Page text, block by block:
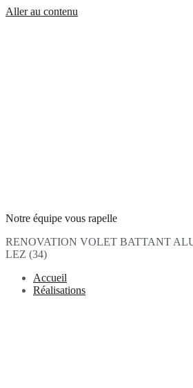
Aller au contenu
Notre équipe vous rapelle
RENOVATION VOLET BATTANT
LEZ (34)
Accueil
Réalisations